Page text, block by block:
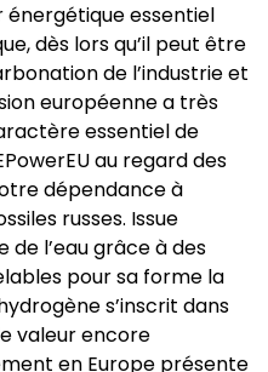
énergétique essentiel
dès lors qu’il peut être
de l’industrie et
européenne a très
essentiel de
au regard des
dépendance à
russes. Issue
l’eau grâce à des
pour sa forme la
s’inscrit dans
valeur encore
en Europe présente